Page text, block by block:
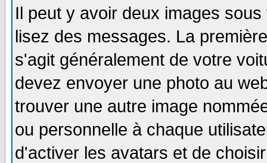
Il peut y avoir deux images
lisez des messages. La
s'agit généralement de votre
devez envoyer une photo au
trouver une autre image
ou personnelle à chaque
d'activer les avatars et de